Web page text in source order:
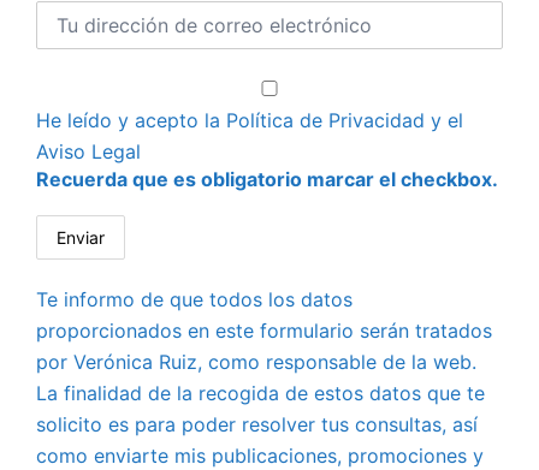
He leído y acepto la Política de Privacidad y el
Aviso Legal
Recuerda que es obligatorio marcar el checkbox.
Te informo de que todos los datos
proporcionados en este formulario serán tratados
por Verónica Ruiz, como responsable de la web.
La finalidad de la recogida de estos datos que te
solicito es para poder resolver tus consultas, así
como enviarte mis publicaciones, promociones y